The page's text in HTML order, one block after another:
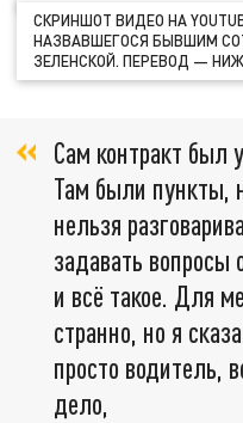
СКРИНШОТ ВИДЕО НА
НАЗВАВШЕГОСЯ БЫВШИМ
ЗЕЛЕНСКОЙ. ПЕРЕВОД —
Сам контракт был
Там были пункты,
нельзя
задавать
и всё такое. Для
странно, но я
просто водитель,
дело,